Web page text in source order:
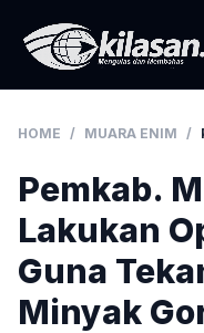
HOME / MUARA ENIM /
Pemkab.
Lakukan
Guna
Minyak